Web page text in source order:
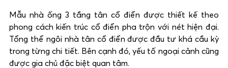
Mẫu nhà ống 3 tầng tân cổ điển được thiết kế theo
phong cách kiến trúc cổ điển pha trộn với nét hiện đại.
Tổng thể ngôi nhà tân cổ điển được đầu tư khá cầu kỳ
trong từng chi tiết. Bên cạnh đó, yếu tố ngoại cảnh cũng
được gia chủ đặc biệt quan tâm.